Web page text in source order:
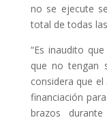
no se ejecute
total de todas
“Es inaudito
que no tengan
considera que
financiación
brazos